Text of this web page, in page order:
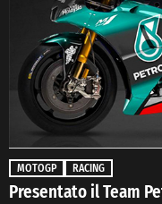
MOTOGP RACING
Presentato il Team